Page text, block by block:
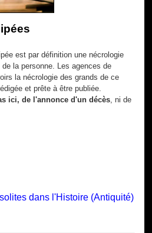
est par définition une nécrologie
la personne. Les agences de
la nécrologie des grands de ce
et prête à être publiée.
ici, de l'annonce d'un décès , ni de
dans l'Histoire (Antiquité)